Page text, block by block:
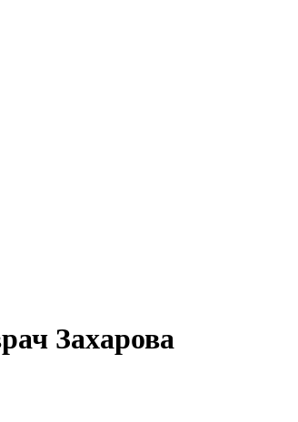
Захарова